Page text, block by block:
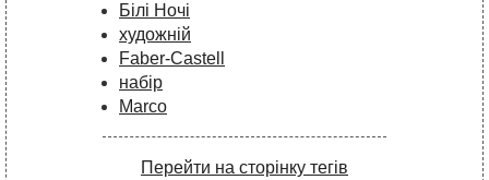
Білі Ночі
художній
Faber-Castell
набір
Marco
Перейти на сторінку тегів